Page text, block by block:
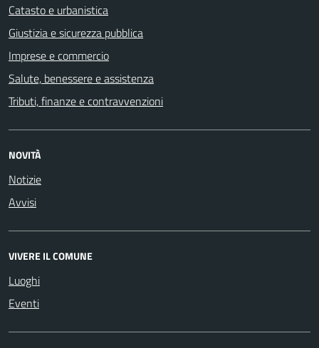
Catasto e urbanistica
Giustizia e sicurezza pubblica
Imprese e commercio
Salute, benessere e assistenza
Tributi, finanze e contravvenzioni
NOVITÀ
Notizie
Avvisi
VIVERE IL COMUNE
Luoghi
Eventi